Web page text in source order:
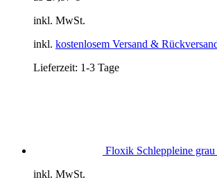
inkl. MwSt.
inkl. kostenlosem Versand &
Lieferzeit: 1-3 Tage
Floxik Schleppleine grau
inkl. MwSt.